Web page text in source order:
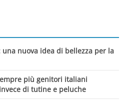
nuova idea di bellezza per la
più genitori italiani
di tutine e peluche